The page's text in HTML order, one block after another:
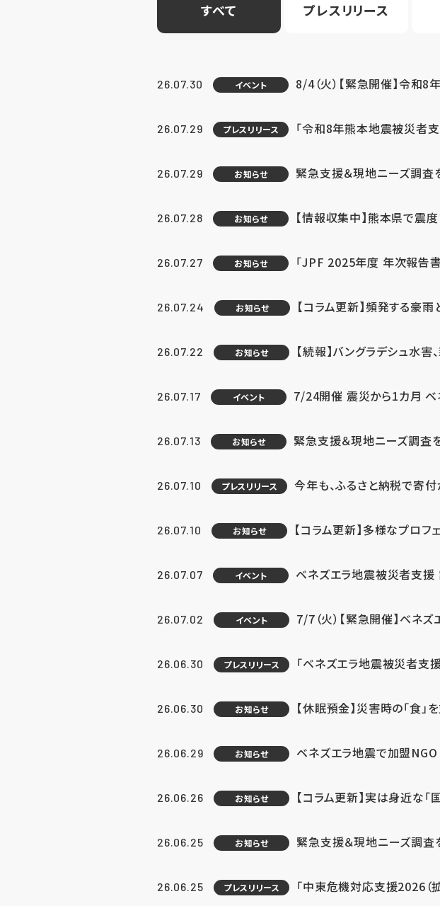
すべて プレスリリース
26.07.30 イベント 8/4（火）【緊急開催】令和
26.07.29 プレスリリース 「令和8年熊本地震被災者支
26.07.29 お知らせ 緊急支援＆現地ニーズ調
26.07.28 お知らせ 【情報収集中】熊本県で震
26.07.27 お知らせ 「JPF 2025年度 年次報告
26.07.24 お知らせ 【コラム更新】頻発する豪
26.07.22 お知らせ 【続報】バングラデシュ水
26.07.17 イベント 7/24開催 震災から1カ月
26.07.13 お知らせ 緊急支援＆現地ニーズ調査
26.07.10 プレスリリース 今年も、ふるさと納税で寄
26.07.10 お知らせ 【コラム更新】多様なプロフ
26.07.07 イベント ベネズエラ地震被災者支
26.07.02 イベント 7/7（火）【緊急開催】ベネ
26.06.30 プレスリリース 「ベネズエラ地震被災者支
26.06.30 お知らせ 【休眠預金】災害時の「食」
26.06.29 お知らせ ベネズエラ地震で加盟
26.06.26 お知らせ 【コラム更新】実は身近な
26.06.25 お知らせ 緊急支援＆現地ニーズ調
26.06.25 プレスリリース 「中東危機対応支援2026（